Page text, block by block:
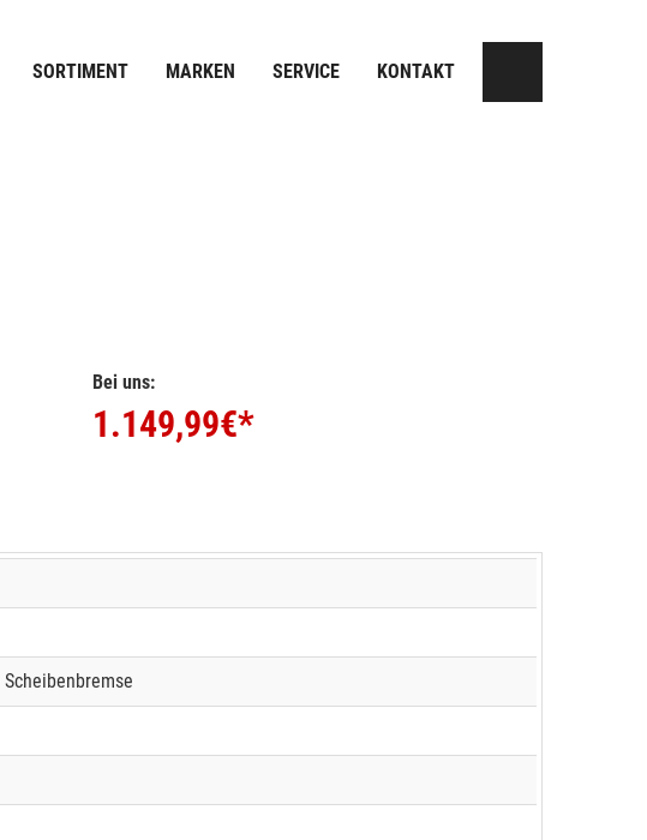
SORTIMENT MARKEN SERVICE KONTAKT
Bei uns:
1.149,99€*